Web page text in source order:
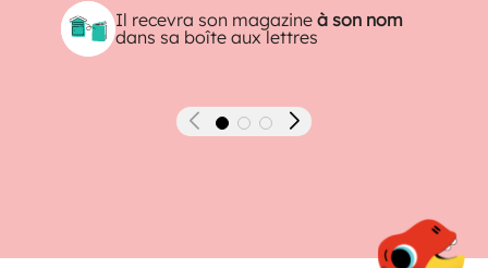
Il recevra son magazineà son nom
dans sa boîte aux lettres
Précédent Suivant